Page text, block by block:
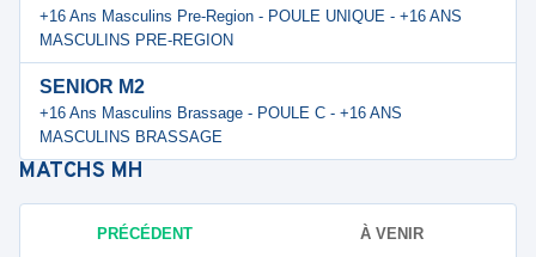
+16 Ans Masculins Pre-Region - POULE UNIQUE - +16 ANS
MASCULINS PRE-REGION
SENIOR M2
+16 Ans Masculins Brassage - POULE C - +16 ANS
MASCULINS BRASSAGE
MATCHS MH
PRÉCÉDENT À VENIR